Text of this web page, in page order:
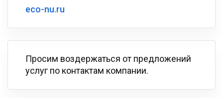
eco-nu.ru
Просим воздержаться от предложений
услуг по контактам компании.